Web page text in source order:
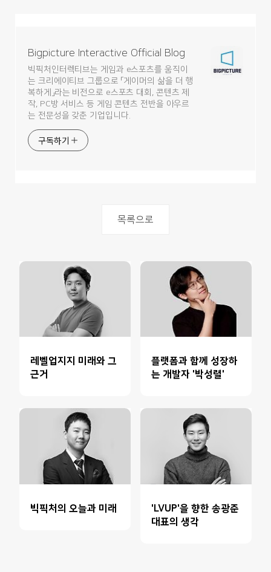
Bigpicture Interactive Official Blog
빅픽처인터렉티브는 게임과 e스포츠를 움직이
는 크리에이티브 그룹으로 「게이머의 삶을 더 행
복하게」라는 비전으로 e스포츠 대회, 콘텐츠 제
작, PC방 서비스 등 게임 콘텐츠 전반을 아우르
는 전문성을 갖춘 기업입니다.
구독하기
목록으로
레벨업지지 미래와 그
근거
플랫폼과 함께 성장하
는 개발자 '박성렬'
빅픽처의 오늘과 미래
'LVUP'을 향한 송광준
대표의 생각